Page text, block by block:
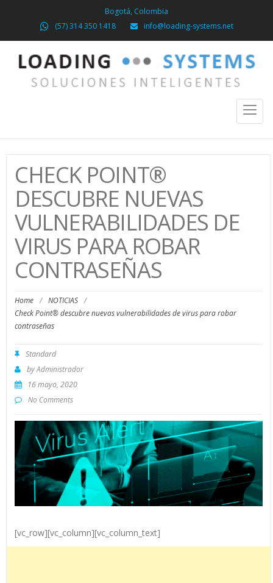
Bogotá, Colombia
(57) 314 350 1418
info@loading-systems.net
Toggle
CHECK POINT®
DESCUBRE NUEVAS
VULNERABILIDADES DE
VIRUS PARA ROBAR
CONTRASEÑAS
Home / NOTICIAS /
Check Point® descubre nuevas vulnerabilidades de virus para robar
contraseñas
Standard
byAdministrador
16 mayo, 2020
No Comments
[vc_row][vc_column][vc_column_text]